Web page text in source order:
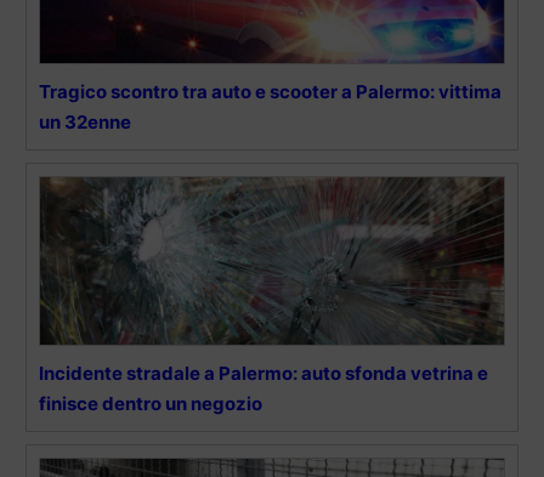
Tragico scontro tra auto e scooter a Palermo: vittima
un 32enne
Incidente stradale a Palermo: auto sfonda vetrina e
finisce dentro un negozio